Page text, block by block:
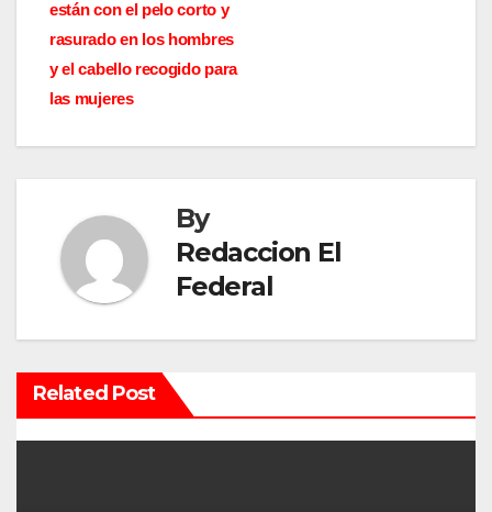
v
e
g
a
ó
n
d
e
están con el pelo corto y
rasurado en los hombres
y el cabello recogido para
las mujeres
By
Redaccion El
Federal
Related Post